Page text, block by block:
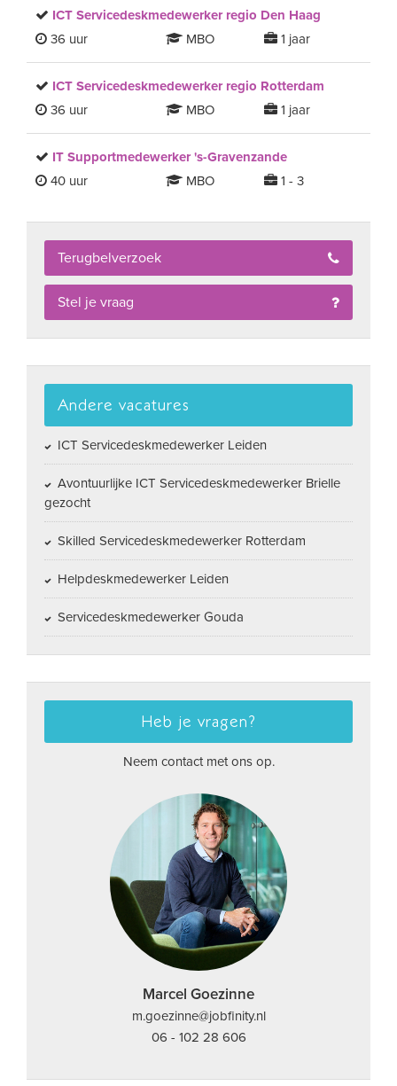
ICT Servicedeskmedewerker regio Den Haag
36 uur
MBO 1 jaar
ICT Servicedeskmedewerker regio Rotterdam
36 uur
MBO 1 jaar
IT Supportmedewerker 's-Gravenzande
40 uur
MBO 1 - 3
Terugbelverzoek
Stel je vraag
Andere vacatures
ICT Servicedeskmedewerker Leiden
Avontuurlijke ICT Servicedeskmedewerker Brielle
gezocht
Skilled Servicedeskmedewerker Rotterdam
Helpdeskmedewerker Leiden
Servicedeskmedewerker Gouda
Heb je vragen?
Neem contact met ons op.
Marcel Goezinne
m.goezinne@jobfinity.nl
06 - 102 28 606